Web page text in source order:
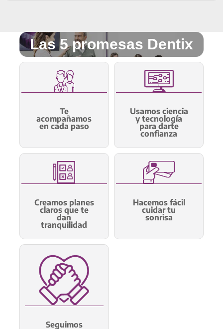
Las 5 promesas Dentix
Te
acompañamos
en cada paso
Usamos ciencia
y tecnología
para darte
confianza
Creamos planes
claros que te
dan
tranquilidad
Hacemos fácil
cuidar tu
sonrisa
Seguimos